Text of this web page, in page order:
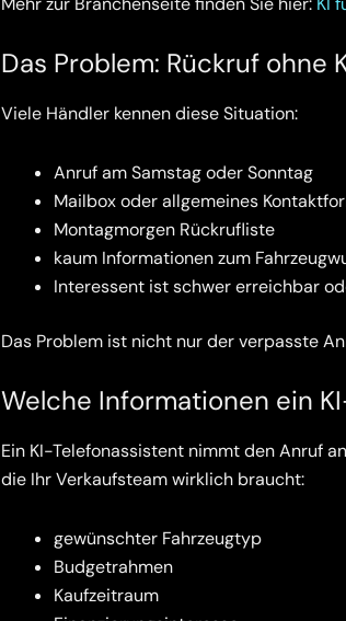
Das Problem: Rückruf ohne
Viele Händler kennen diese Situation:
Anruf am Samstag oder Sonntag
Mailbox oder allgemeines
Montagmorgen Rückrufliste
kaum Informationen zum
Interessent ist schwer erreichbar
Das Problem ist nicht nur der verpasste
Welche Informationen ein
Ein KI-Telefonassistent nimmt den Anruf
die Ihr Verkaufsteam wirklich braucht:
gewünschter Fahrzeugtyp
Budgetrahmen
Kaufzeitraum